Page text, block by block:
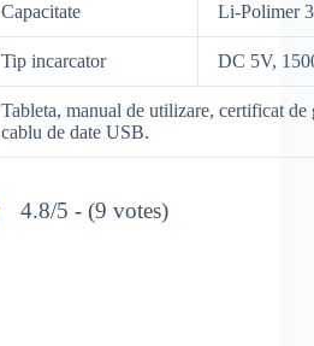
Capacitate Li-Polimer
Tip incarcator DC 5V,
Tableta, manual de utilizare, certificat de
cablu de date USB.
4.8/5 - (9 votes)